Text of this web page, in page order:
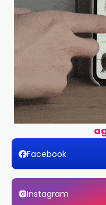
Facebook
Instagram